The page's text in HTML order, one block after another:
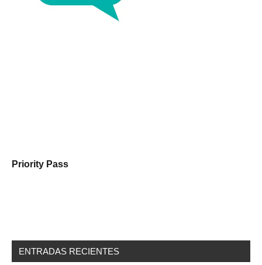
Priority Pass
ENTRADAS RECIENTES